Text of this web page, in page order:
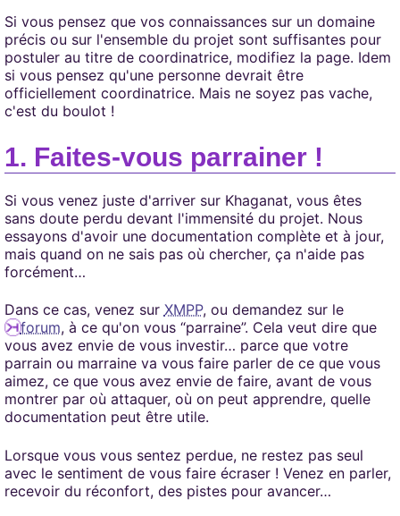
Si vous pensez que vos connaissances sur un domaine
précis ou sur l'ensemble du projet sont suffisantes pour
postuler au titre de coordinatrice, modifiez la page. Idem
si vous pensez qu'une personne devrait être
officiellement coordinatrice. Mais ne soyez pas vache,
c'est du boulot !
Faites-vous parrainer !
Si vous venez juste d'arriver sur Khaganat, vous êtes
sans doute perdu devant l'immensité du projet. Nous
essayons d'avoir une documentation complète et à jour,
mais quand on ne sais pas où chercher, ça n'aide pas
forcément…
Dans ce cas, venez sur XMPP, ou demandez sur le
forum, à ce qu'on vous “parraine”. Cela veut dire que
vous avez envie de vous investir… parce que votre
parrain ou marraine va vous faire parler de ce que vous
aimez, ce que vous avez envie de faire, avant de vous
montrer par où attaquer, où on peut apprendre, quelle
documentation peut être utile.
Lorsque vous vous sentez perdue, ne restez pas seul
avec le sentiment de vous faire écraser ! Venez en parler,
recevoir du réconfort, des pistes pour avancer…